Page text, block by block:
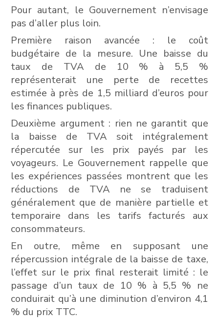
Pour autant, le Gouvernement n’envisage
pas d’aller plus loin.
Première raison avancée : le coût
budgétaire de la mesure. Une baisse du
taux de TVA de 10 % à 5,5 %
représenterait une perte de recettes
estimée à près de 1,5 milliard d’euros pour
les finances publiques.
Deuxième argument : rien ne garantit que
la baisse de TVA soit intégralement
répercutée sur les prix payés par les
voyageurs. Le Gouvernement rappelle que
les expériences passées montrent que les
réductions de TVA ne se traduisent
généralement que de manière partielle et
temporaire dans les tarifs facturés aux
consommateurs.
En outre, même en supposant une
répercussion intégrale de la baisse de taxe,
l’effet sur le prix final resterait limité : le
passage d’un taux de 10 % à 5,5 % ne
conduirait qu’à une diminution d’environ 4,1
% du prix TTC.